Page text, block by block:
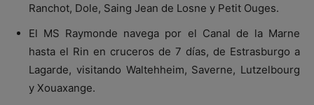
Ranchot, Dole, Saing Jean de Losne y Petit Ouges.
El MS Raymonde navega por el Canal de la Marne
hasta el Rin en cruceros de 7 días, de Estrasburgo a
Lagarde, visitando Waltehheim, Saverne, Lutzelbourg
y Xouaxange.